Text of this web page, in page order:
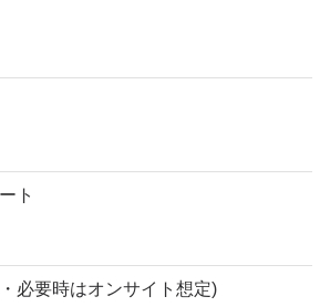
ト
必要時はオンサイト想定)